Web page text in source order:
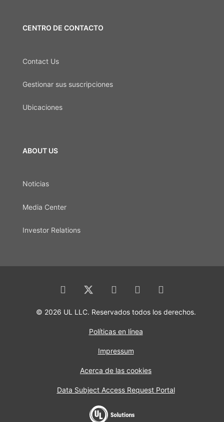
CENTRO DE CONTACTO
Contact Us
Gestionar sus suscripciones
Ubicaciones
ABOUT US
Noticias
Media Center
Investor Relations
© 2026 UL LLC. Reservados todos los derechos.
Políticas en línea
Impressum
Acerca de las cookies
Data Subject Access Request Portal